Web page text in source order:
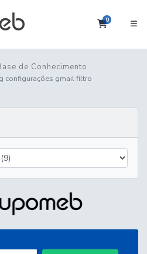
0Carrinho
de Conhecimento
configurações gmail filtro